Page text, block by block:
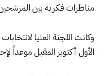
فكرية بين المرشحين”.
العليا لانتخابات
المقبل موعداً لإجراء